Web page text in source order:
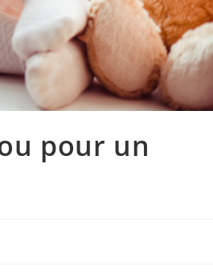
pour un